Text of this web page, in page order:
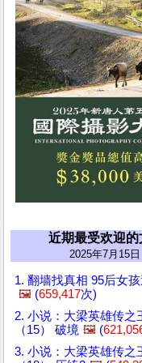
近期最受欢迎的
2025年7月15日
1. 翻墙找真相 95后女
🖼️ (659,417次)
2. 小说：大梁英雄传之
（15） 破境 🖼️ (
3. 小说：大梁英雄传之